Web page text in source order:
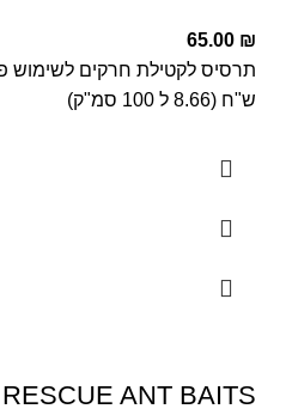
65.00 ₪
ש"ח (8.66 ל 100 סמ"ק)